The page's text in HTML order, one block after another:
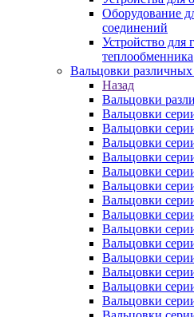
Оборудование
соединений
Устройство для
теплообменника
Вальцовки различных
Назад
Вальцовки
Вальцовки
Вальцовки
Вальцовки
Вальцовки
Вальцовки
Вальцовки
Вальцовки
Вальцовки
Вальцовки
Вальцовки
Вальцовки
Вальцовки
Вальцовки
Вальцовки